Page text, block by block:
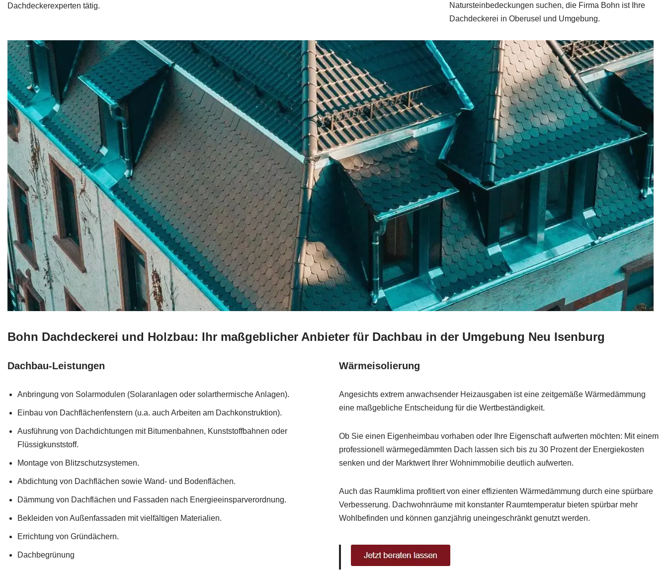
Dachdeckerexperten tätig.
Natursteinbedeckungen suchen, die Firma Bohn ist Ihre
Dachdeckerei in Oberusel und Umgebung.
Bohn Dachdeckerei und Holzbau: Ihr maßgeblicher Anbieter für Dachbau in der Umgebung Neu Isenburg
Dachbau-Leistungen
Anbringung von Solarmodulen (Solaranlagen oder solarthermische Anlagen).
Einbau von Dachflächenfenstern (u.a. auch Arbeiten am Dachkonstruktion).
Ausführung von Dachdichtungen mit Bitumenbahnen, Kunststoffbahnen oder
Flüssigkunststoff.
Montage von Blitzschutzsystemen.
Abdichtung von Dachflächen sowie Wand- und Bodenflächen.
Dämmung von Dachflächen und Fassaden nach Energieeinsparverordnung.
Bekleiden von Außenfassaden mit vielfältigen Materialien.
Errichtung von Gründächern.
Dachbegrünung
Wärmeisolierung
Angesichts extrem anwachsender Heizausgaben ist eine zeitgemäße Wärmedämmung
eine maßgebliche Entscheidung für die Wertbeständigkeit.
Ob Sie einen Eigenheimbau vorhaben oder Ihre Eigenschaft aufwerten möchten: Mit einem
professionell wärmegedämmten Dach lassen sich bis zu 30 Prozent der Energiekosten
senken und der Marktwert Ihrer Wohnimmobilie deutlich aufwerten.
Auch das Raumklima profitiert von einer effizienten Wärmedämmung durch eine spürbare
Verbesserung. Dachwohnräume mit konstanter Raumtemperatur bieten spürbar mehr
Wohlbefinden und können ganzjährig uneingeschränkt genutzt werden.